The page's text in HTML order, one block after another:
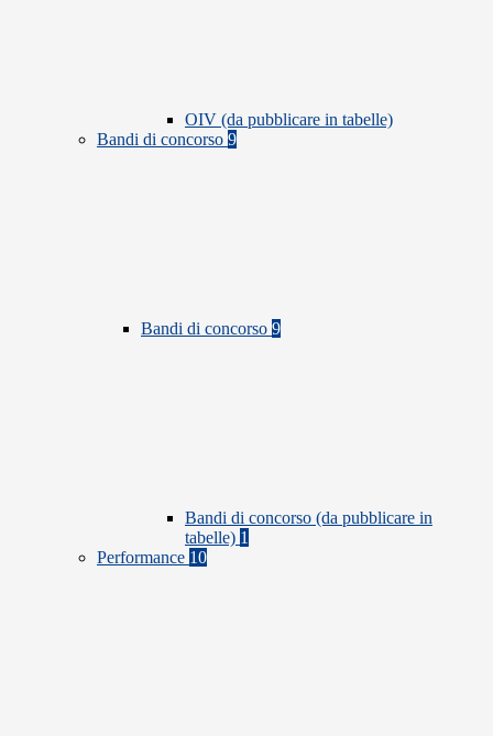
OIV (da pubblicare in tabelle)
Bandi di concorso 9
Bandi di concorso 9
Bandi di concorso (da pubblicare in
tabelle) 1
Performance 10